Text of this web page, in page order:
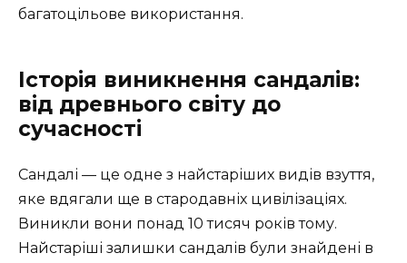
багатоцільове використання.
Історія виникнення сандалів:
від древнього світу до
сучасності
Сандалі — це одне з найстаріших видів взуття,
яке вдягали ще в стародавніх цивілізаціях.
Виникли вони понад 10 тисяч років тому.
Найстаріші залишки сандалів були знайдені в